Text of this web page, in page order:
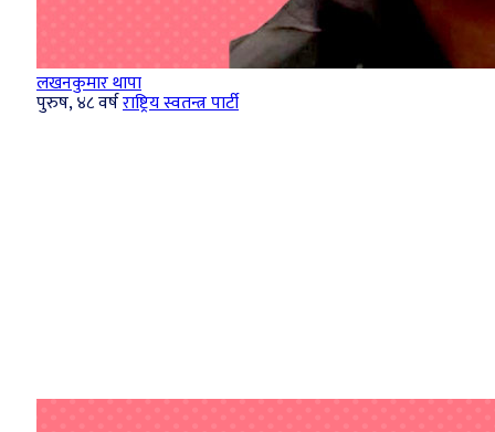
लखनकुमार थापा
पुरुष, ४८ वर्षराष्ट्रिय स्वतन्त्र पार्टी